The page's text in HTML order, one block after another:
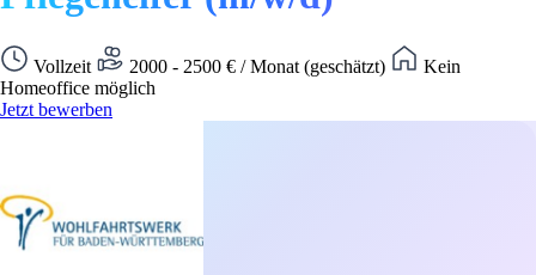
Vollzeit 2000 - 2500 € / Monat (geschätzt)
Kein
Homeoffice möglich
Jetzt bewerben